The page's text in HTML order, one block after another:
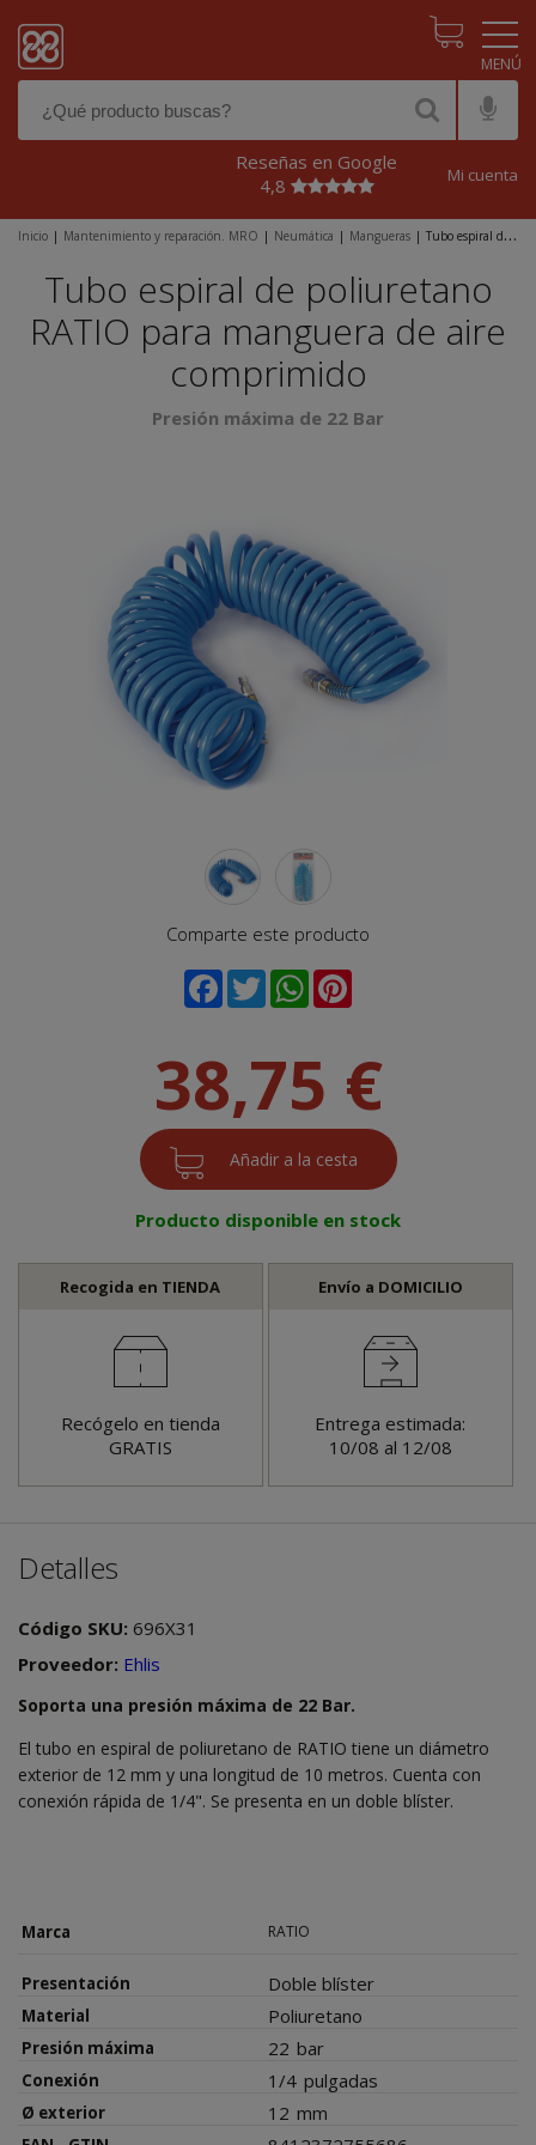
Reseñas en Google
4,8
Mi cuenta
Inicio | Mantenimiento y reparación. MRO | Neumática | Mangueras | Tubo espiral de
Comparte este producto
Tubo espiral de poliuretano
RATIO para manguera de aire
comprimido
Presión máxima de 22 Bar
38,75 €
Producto disponible en stock
Recogida en TIENDA
Recógelo en tienda
GRATIS
Envío a DOMICILIO
Entrega estimada:
10/08 al 12/08
Detalles
Código SKU: 696X31
Proveedor: Ehlis
Soporta una presión máxima de 22 Bar.
El tubo en espiral de poliuretano de RATIO tiene un diámetro
exterior de 12 mm y una longitud de 10 metros. Cuenta con
conexión rápida de 1/4". Se presenta en un doble blíster.
Marca RATIO
Presentación Doble blíster
Material Poliuretano
Presión máxima 22 bar
Conexión 1/4 pulgadas
Ø exterior 12 mm